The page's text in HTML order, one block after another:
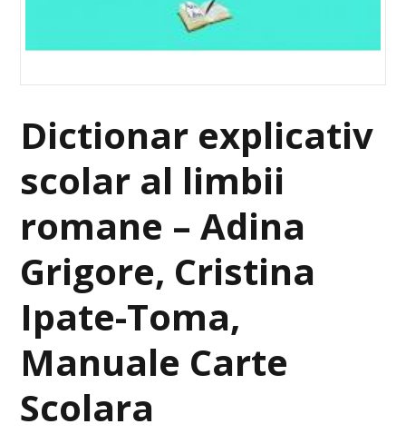
Dictionar explicativ
scolar al limbii
romane – Adina
Grigore, Cristina
Ipate-Toma,
Manuale Carte
Scolara